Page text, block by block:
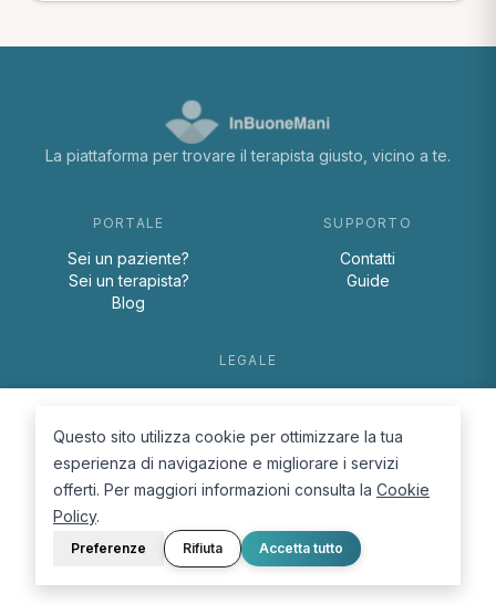
La piattaforma per trovare il terapista giusto, vicino a te.
PORTALE
Sei un paziente?
Sei un terapista?
Blog
SUPPORTO
Contatti
Guide
LEGALE
Cookie Policy
© 2026 D.Lab S.r.l. — InBuoneMani
Questo sito utilizza cookie per ottimizzare la tua
esperienza di navigazione e migliorare i servizi
offerti. Per maggiori informazioni consulta la Cookie
Policy.
Preferenze Rifiuta Accetta tutto